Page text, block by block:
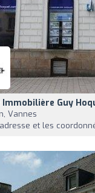
Guy
Vannes
et les